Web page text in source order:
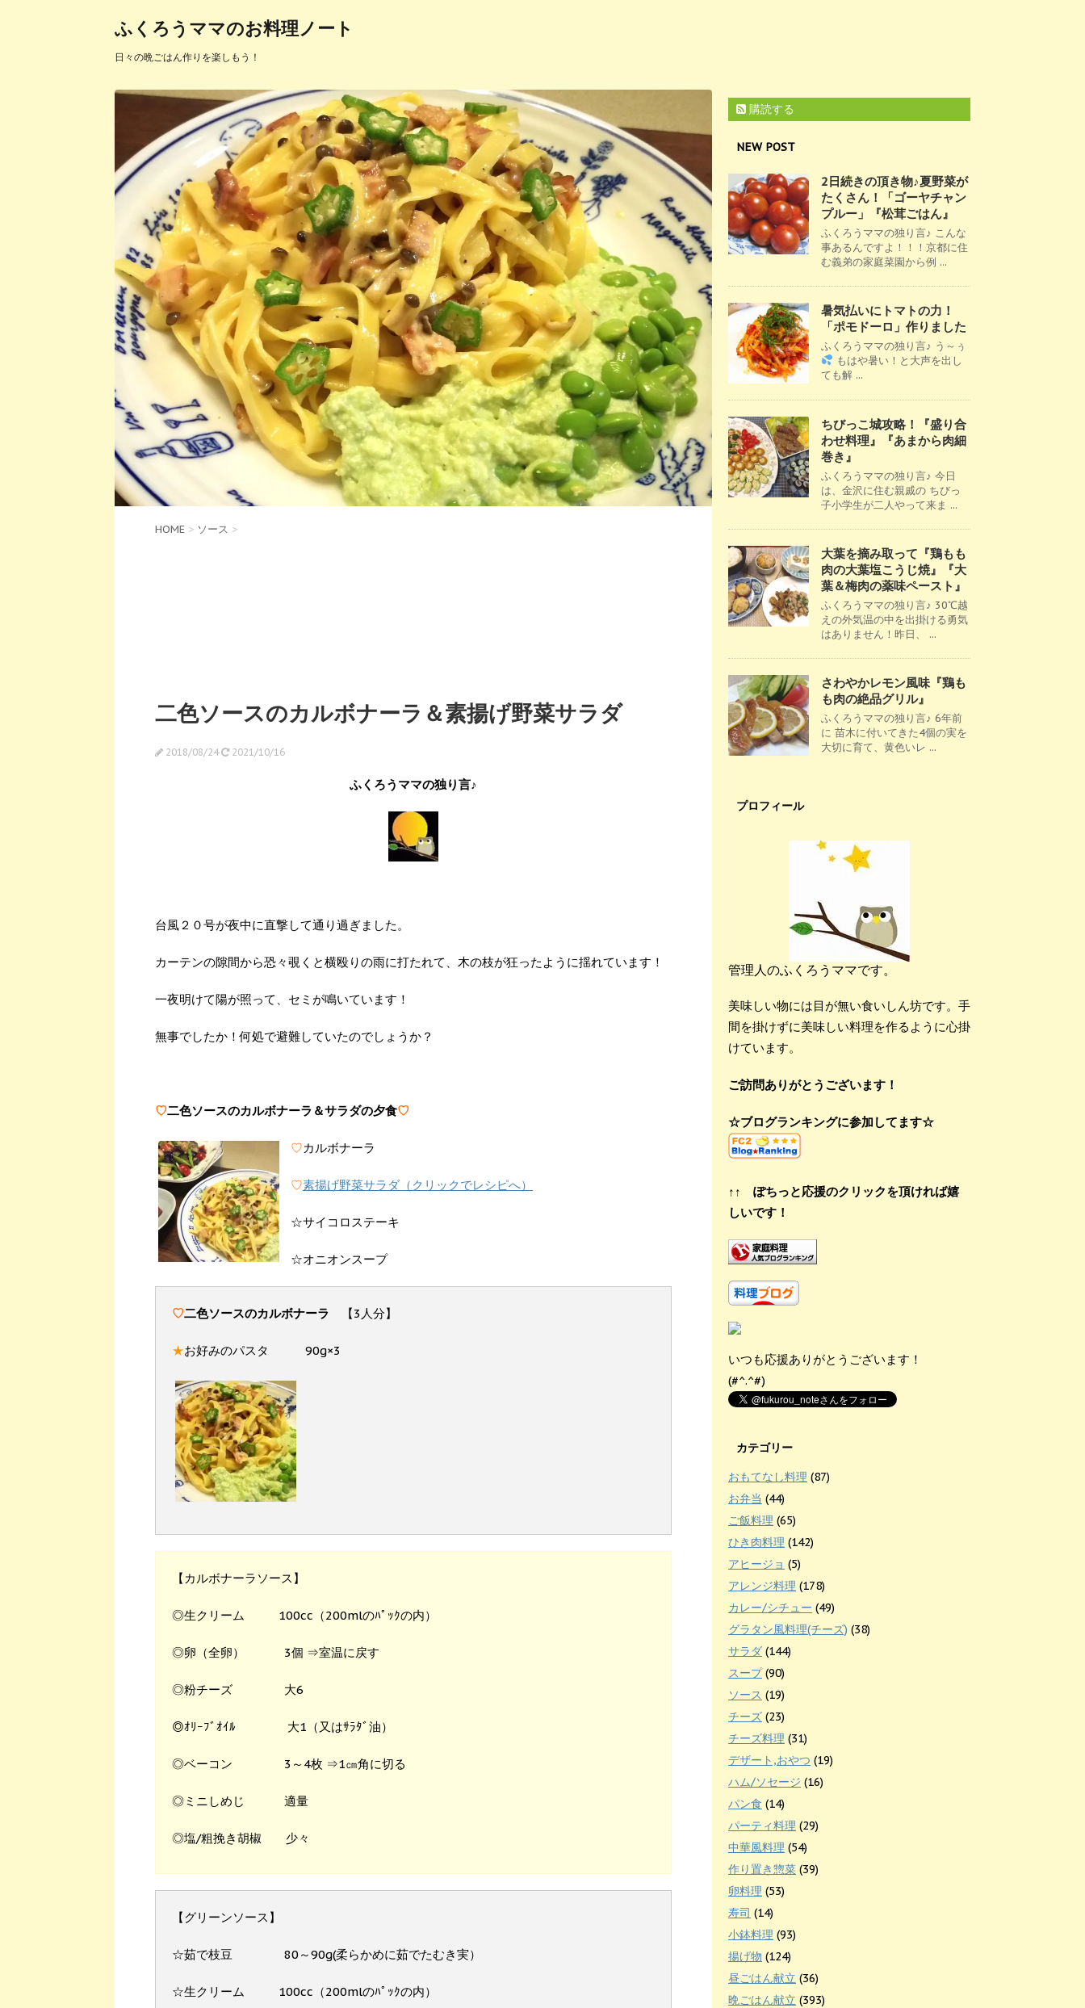
ふくろうママのお料理ノート
日々の晩ごはん作りを楽しもう！
HOME > ソース >
二色ソースのカルボナーラ＆素揚げ野菜サラダ
2018/08/24 2021/10/16
ふくろうママの独り言♪
台風２０号が夜中に直撃して通り過ぎました。
カーテンの隙間から恐々覗くと横殴りの雨に打たれて、木の枝が狂ったように揺れています！
一夜明けて陽が照って、セミが鳴いています！
無事でしたか！何処で避難していたのでしょうか？
♡二色ソースのカルボナーラ＆サラダの夕食♡
♡カルボナーラ
♡素揚げ野菜サラダ（クリックでレシピへ）
☆サイコロステーキ
☆オニオンスープ
♡二色ソースのカルボナーラ 【3人分】
★お好みのパスタ 90g×3
【カルボナーラソース】
◎生クリーム 100cc（200mlのﾊﾟｯｸの内）
◎卵（全卵） 3個 ⇒室温に戻す
◎粉チーズ 大6
◎ｵﾘｰﾌﾞｵｲﾙ 大1（又はｻﾗﾀﾞ油）
◎ベーコン 3～4枚 ⇒1㎝角に切る
◎ミニしめじ 適量
◎塩/粗挽き胡椒 少々
【グリーンソース】
☆茹で枝豆 80～90g(柔らかめに茹でたむき実）
☆生クリーム 100cc（200mlのﾊﾟｯｸの内）
購読する
NEW POST
2日続きの頂き物♪夏野菜が
たくさん！「ゴーヤチャン
プルー」『松茸ごはん』
ふくろうママの独り言♪ こんな
事あるんですよ！！！京都に住
む義弟の家庭菜園から例 ...
暑気払いにトマトの力！
「ポモドーロ」作りました
ふくろうママの独り言♪ う～ぅ
もはや暑い！と大声を出し
ても解 ...
ちびっこ城攻略！『盛り合
わせ料理』『あまから肉細
巻き』
ふくろうママの独り言♪ 今日
は、金沢に住む親戚の ちびっ
子小学生が二人やって来ま ...
大葉を摘み取って『鶏もも
肉の大葉塩こうじ焼』『大
葉＆梅肉の薬味ペースト』
ふくろうママの独り言♪ 30℃越
えの外気温の中を出掛ける勇気
はありません！昨日、 ...
さわやかレモン風味『鶏も
も肉の絶品グリル』
ふくろうママの独り言♪ 6年前
に 苗木に付いてきた4個の実を
大切に育て、黄色いレ ...
プロフィール
管理人のふくろうママです。
美味しい物には目が無い食いしん坊です。手
間を掛けずに美味しい料理を作るように心掛
けています。
ご訪問ありがとうございます！
☆ブログランキングに参加してます☆
↑↑ ぽちっと応援のクリックを頂ければ嬉
しいです！
いつも応援ありがとうございます！
(#^.^#)
カテゴリー
おもてなし料理 (87)
お弁当 (44)
ご飯料理 (65)
ひき肉料理 (142)
アヒージョ (5)
アレンジ料理 (178)
カレー/シチュー (49)
グラタン風料理(チーズ) (38)
サラダ (144)
スープ(90)
ソース (19)
チーズ (23)
チーズ料理 (31)
デザート,おやつ (19)
ハム/ソセージ (16)
パン食 (14)
パーティ料理 (29)
中華風料理 (54)
作り置き惣菜 (39)
卵料理 (53)
寿司 (14)
小鉢料理 (93)
揚げ物 (124)
昼ごはん献立 (36)
晩ごはん献立 (393)